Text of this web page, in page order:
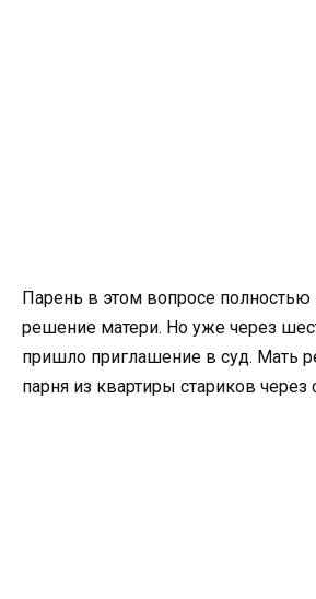
Парень в этом вопросе полностью
решение матери. Но уже через
пришло приглашение в суд. Мать
парня из квартиры стариков через